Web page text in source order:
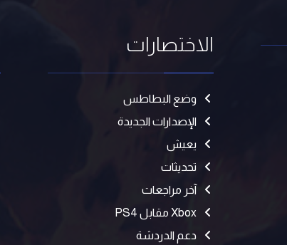
الاختصارات
وضع البطاطس
الإصدارات الجديدة
يعيش
تحديثات
آخر مراجعات
Xbox مقابل PS4
دعم الدردشة